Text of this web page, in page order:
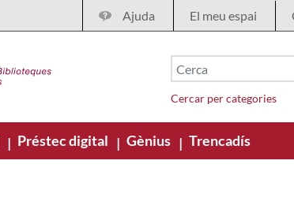
Ajuda El meu espai
Cercar per categories
| Préstec digital | Gènius | Trencadís